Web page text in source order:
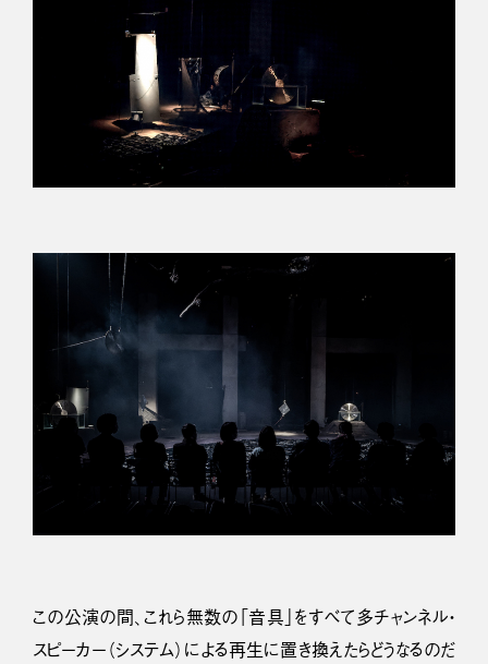
この公演の間、これら無数の「音具」をすべて多チャンネル・
スピーカー（システム）による再生に置き換えたらどうなるのだ